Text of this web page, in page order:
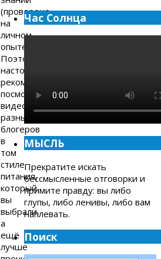
(проверено
на
личном
опыте).
Поэтому
настоятельно
рекомендую
посмотреть
видео
разных
блогеров
в
том
стиле
питания,
который
вы
выбрали,
а
ещё
лучше
Час Солнца
МЫСЛЬ
Прекратите искать
бессмысленные отговорки и
примите правду: вы либо
глупы, либо ленивы, либо вам
наплевать.
Поиск